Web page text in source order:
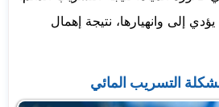
إلى وانهيارها، نتيجة إهمال
التسريب المائي